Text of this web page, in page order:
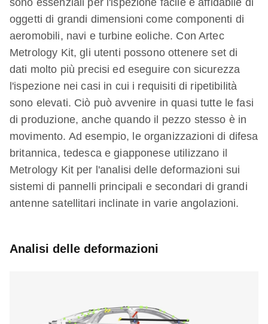
sono essenziali per l'ispezione facile e affidabile di
oggetti di grandi dimensioni come componenti di
aeromobili, navi e turbine eoliche. Con Artec
Metrology Kit, gli utenti possono ottenere set di
dati molto più precisi ed eseguire con sicurezza
l'ispezione nei casi in cui i requisiti di ripetibilità
sono elevati. Ciò può avvenire in quasi tutte le fasi
di produzione, anche quando il pezzo stesso è in
movimento. Ad esempio, le organizzazioni di difesa
britannica, tedesca e giapponese utilizzano il
Metrology Kit per l'analisi delle deformazioni sui
sistemi di pannelli principali e secondari di grandi
antenne satellitari inclinate in varie angolazioni.
Analisi delle deformazioni